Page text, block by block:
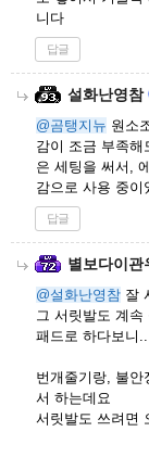
니다
답글
설화난영참
@곰탱지뉴 원소
감이 조금 부족
은 세팅을 써서,
감으로 사용 중이
답글
별보다이관
@설화난영참 잘
그 서릿발도 계속
패드로 하다보니..
번개줄기랑, 불안
서 하는데요
서릿발도 쓰려면